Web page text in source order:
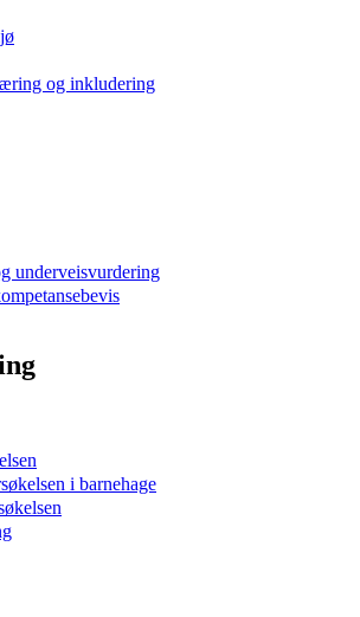
og inkludering
underveisvurdering
i barnehage